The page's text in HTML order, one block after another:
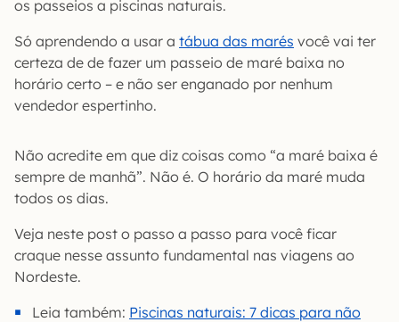
os passeios a piscinas naturais.
Só aprendendo a usar a tábua das marés você vai ter
certeza de de fazer um passeio de maré baixa no
horário certo – e não ser enganado por nenhum
vendedor espertinho.
Não acredite em que diz coisas como “a maré baixa é
sempre de manhã”. Não é. O horário da maré muda
todos os dias.
Veja neste post o passo a passo para você ficar
craque nesse assunto fundamental nas viagens ao
Nordeste.
Leia também: Piscinas naturais: 7 dicas para não